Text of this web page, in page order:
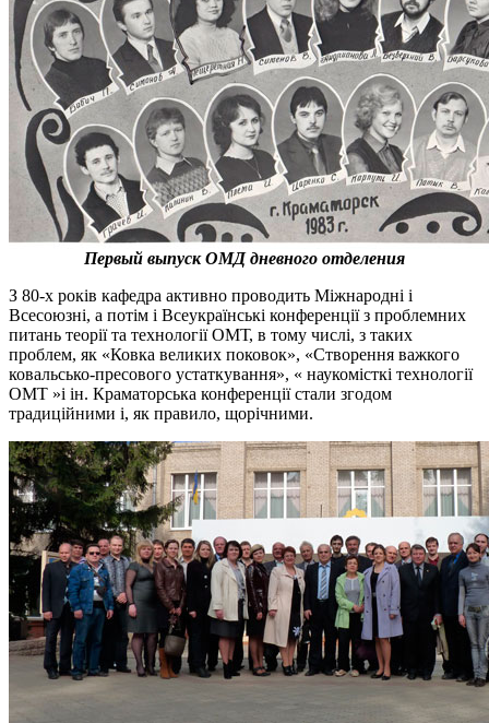
Первый выпуск ОМД дневного отделения
З 80-х років кафедра активно проводить Міжнародні і
Всесоюзні, а потім і Всеукраїнські конференції з проблемних
питань теорії та технології ОМТ, в тому числі, з таких
проблем, як «Ковка великих поковок», «Створення важкого
ковальсько-пресового устаткування», « наукомісткі технології
ОМТ »і ін. Краматорська конференції стали згодом
традиційними і, як правило, щорічними.